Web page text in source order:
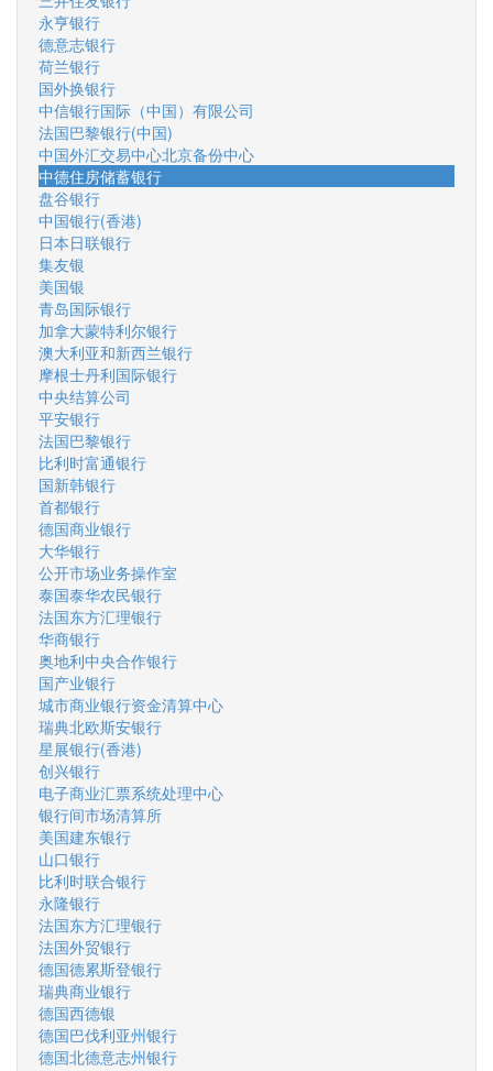
永亨银行
德意志银行
荷兰银行
国外换银行
中信银行国际（中国）有限公司
法国巴黎银行(中国)
中国外汇交易中心北京备份中心
中德住房储蓄银行
盘谷银行
中国银行(香港)
日本日联银行
集友银
美国银
青岛国际银行
加拿大蒙特利尔银行
澳大利亚和新西兰银行
摩根士丹利国际银行
中央结算公司
平安银行
法国巴黎银行
比利时富通银行
国新韩银行
首都银行
德国商业银行
大华银行
公开市场业务操作室
泰国泰华农民银行
法国东方汇理银行
华商银行
奥地利中央合作银行
国产业银行
城市商业银行资金清算中心
瑞典北欧斯安银行
星展银行(香港)
创兴银行
电子商业汇票系统处理中心
银行间市场清算所
美国建东银行
山口银行
比利时联合银行
永隆银行
法国东方汇理银行
法国外贸银行
德国德累斯登银行
瑞典商业银行
德国西德银
德国巴伐利亚州银行
德国北德意志州银行